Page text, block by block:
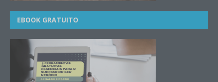
EBOOK GRATUITO